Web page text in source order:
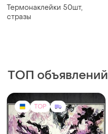
Термонаклейки 50шт,
стразы
ТОП объявлений
TOP